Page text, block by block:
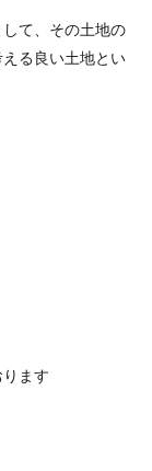
して、その土地の
る良い土地とい
ます